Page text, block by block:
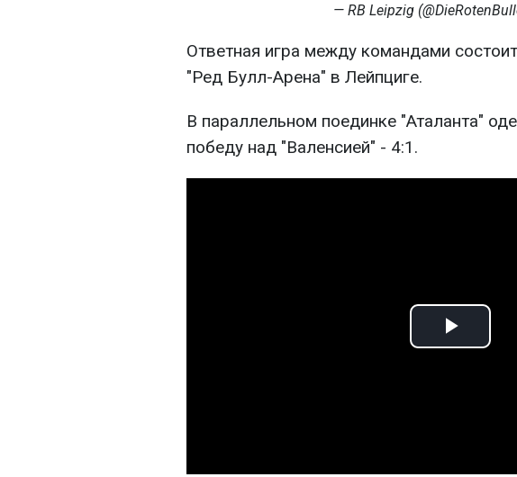
— RB Leipzig
Ответная игра между командами
"Ред Булл-Арена" в Лейпциге.
В параллельном поединке "Аталанта"
победу над "Валенсией" - 4:1.
Play